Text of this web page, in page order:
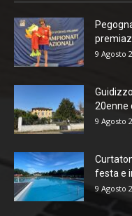
9 Agosto
20enne
9 Agosto
festa e
9 Agosto